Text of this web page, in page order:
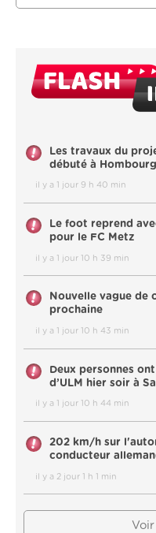
Les travaux du
débuté à
il y a 1 jour 9 h 40 min
Le foot reprend
pour le FC Metz
il y a 1 jour 10 h 39 min
Nouvelle vague de
prochaine
il y a 1 jour 10 h 43 min
Deux personnes
d’ULM hier soir à
il y a 1 jour 10 h 44 min
202 km/h sur
conducteur
il y a 2 jour 1 h 1 min